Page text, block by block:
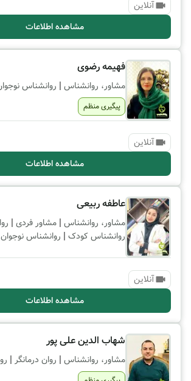
آنلاین
مشاهده اطلاعات
فهیمه رضوی
مشاور، روانشناس | روانشناس
پیگیری منظم
آنلاین
مشاهده اطلاعات
عاطفه ربیعی
مشاور، روانشناس | مشاور فردی |
روانشناس کودک | روانشناس نوجوان
آنلاین
مشاهده اطلاعات
شهاب الدین علی پور
مشاور، روانشناس | روان درمانگر |